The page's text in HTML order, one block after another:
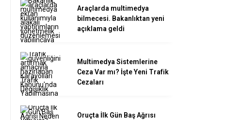
Araçlarda multimedya
bilmecesi. Bakanlıktan yeni
açıklama geldi
Multimedya Sistemlerine
Ceza Var mı? İşte Yeni Trafik
Cezaları
Oruçta İlk Gün Baş Ağrısı